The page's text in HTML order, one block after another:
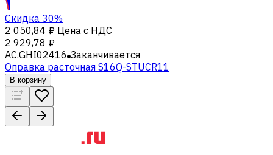
Скидка 30%
2 050,84 ₽ Цена с НДС
2 929,78 ₽
AC.GHI02416 Заканчивается
Оправка расточная S16Q-STUCR11
В корзину